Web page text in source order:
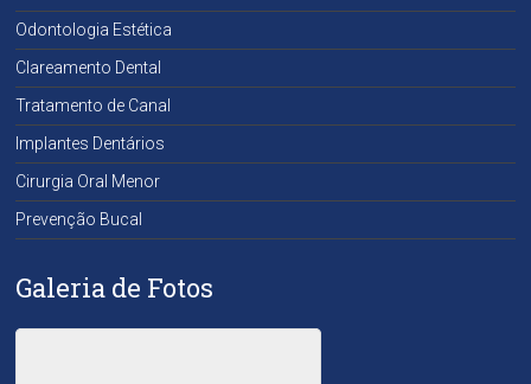
Odontologia Estética
Clareamento Dental
Tratamento de Canal
Implantes Dentários
Cirurgia Oral Menor
Prevenção Bucal
Galeria de Fotos